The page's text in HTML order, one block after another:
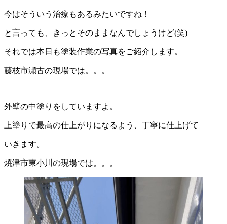
今はそういう治療もあるみたいですね！
と言っても、きっとそのままなんでしょうけど(笑)
それでは本日も塗装作業の写真をご紹介します。
藤枝市瀬古の現場では。。。
外壁の中塗りをしていますよ。
上塗りで最高の仕上がりになるよう、丁寧に仕上げて
いきます。
焼津市東小川の現場では。。。